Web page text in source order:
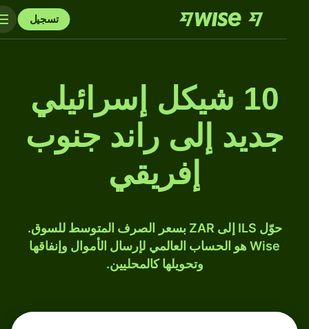
تسجيل
10 شيكل إسرائيلي
جديد إلى راند جنوب
إفريقي
حوّل ILS إلى ZAR بسعر الصرف المتوسط للسوق.
Wise هو الحساب العالمي لإرسال الأموال وإنفاقها
وتحويلها كالمحليين.